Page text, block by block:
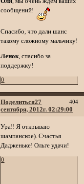
сообщений!
Спасибо, что дали шанс
такому сложному мальчику!
Ленок, спасибо за
поддержку!
0
Поделиться 404
27
сентября, 2012г. 02:29:00
Ура!! Я открываю
шампанское). Счастья
Дадженьке! Ольге удачи!
0